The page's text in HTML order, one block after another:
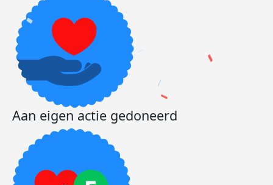
Aan eigen actie gedoneerd